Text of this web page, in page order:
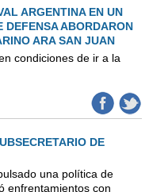
ARGENTINA EN UN
DEFENSA ABORDARON
ARA SAN JUAN
condiciones de ir a la
DE
una política de
enfrentamientos con